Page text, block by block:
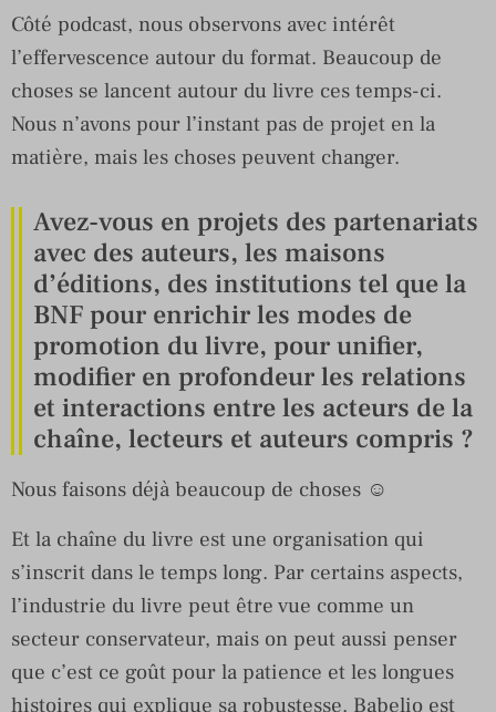
Côté podcast, nous observons avec intérêt
l’effervescence autour du format. Beaucoup de
choses se lancent autour du livre ces temps-ci.
Nous n’avons pour l’instant pas de projet en la
matière, mais les choses peuvent changer.
Avez-vous en projets des partenariats
avec des auteurs, les maisons
d’éditions, des institutions tel que la
BNF pour enrichir les modes de
promotion du livre, pour unifier,
modifier en profondeur les relations
et interactions entre les acteurs de la
chaîne, lecteurs et auteurs compris ?
Nous faisons déjà beaucoup de choses ☺
Et la chaîne du livre est une organisation qui
s’inscrit dans le temps long. Par certains aspects,
l’industrie du livre peut être vue comme un
secteur conservateur, mais on peut aussi penser
que c’est ce goût pour la patience et les longues
histoires qui explique sa robustesse. Babelio est